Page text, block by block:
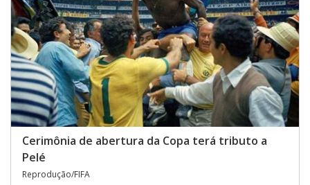
Cerimônia de abertura da Copa terá tributo a
Pelé
Reprodução/FIFA